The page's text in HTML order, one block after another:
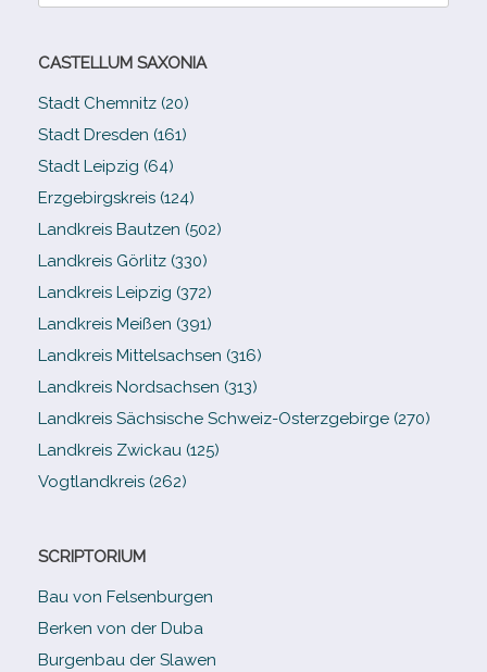
CASTELLUM SAXONIA
Stadt Chemnitz (20)
Stadt Dresden (161)
Stadt Leipzig (64)
Erzgebirgskreis (124)
Landkreis Bautzen (502)
Landkreis Görlitz (330)
Landkreis Leipzig (372)
Landkreis Meißen (391)
Landkreis Mittelsachsen (316)
Landkreis Nordsachsen (313)
Landkreis Sächsische Schweiz-​Osterzgebirge (270)
Landkreis Zwickau (125)
Vogtlandkreis (262)
SCRIPTORIUM
Bau von Felsenburgen
Berken von der Duba
Burgenbau der Slawen